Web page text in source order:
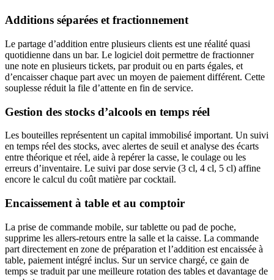
Additions séparées et fractionnement
Le partage d’addition entre plusieurs clients est une réalité quasi
quotidienne dans un bar. Le logiciel doit permettre de fractionner
une note en plusieurs tickets, par produit ou en parts égales, et
d’encaisser chaque part avec un moyen de paiement différent. Cette
souplesse réduit la file d’attente en fin de service.
Gestion des stocks d’alcools en temps réel
Les bouteilles représentent un capital immobilisé important. Un suivi
en temps réel des stocks, avec alertes de seuil et analyse des écarts
entre théorique et réel, aide à repérer la casse, le coulage ou les
erreurs d’inventaire. Le suivi par dose servie (3 cl, 4 cl, 5 cl) affine
encore le calcul du coût matière par cocktail.
Encaissement à table et au comptoir
La prise de commande mobile, sur tablette ou pad de poche,
supprime les allers-retours entre la salle et la caisse. La commande
part directement en zone de préparation et l’addition est encaissée à
table, paiement intégré inclus. Sur un service chargé, ce gain de
temps se traduit par une meilleure rotation des tables et davantage de